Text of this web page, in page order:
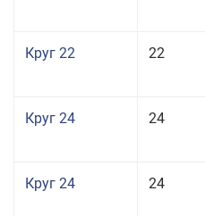
Круг 22 22
Круг 24 24
Круг 24 24